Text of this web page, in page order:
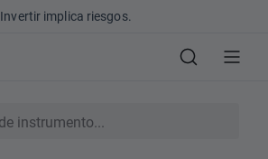
Invertir implica riesgos.